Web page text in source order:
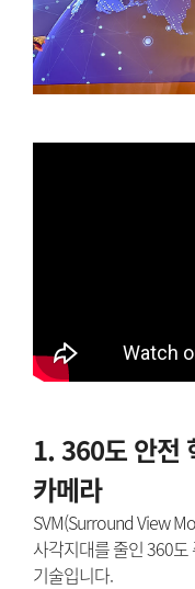
1. 360도 안전
카메라
SVM(Surround View
사각지대를 줄인 360
기술입니다.